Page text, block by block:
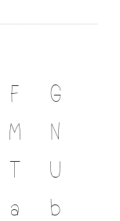
F
G
M
N
T
U
a
b